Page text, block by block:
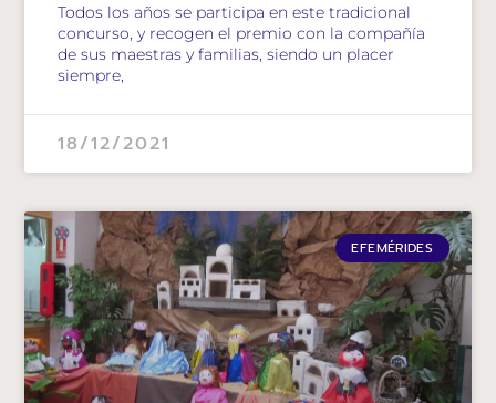
Todos los años se participa en este tradicional
concurso, y recogen el premio con la compañía
de sus maestras y familias, siendo un placer
siempre,
18/12/2021
EFEMÉRIDES